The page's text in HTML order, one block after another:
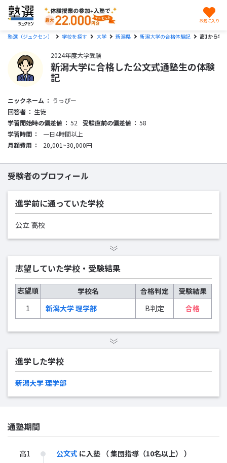
塾選（ジュクセン） 学校を探す 大学 新潟県 新潟大学の合格体験記 高1から学
2024年度大学受験
新潟大学に合格した公文式通塾生の体験
記
ニックネーム
うっぴー
回答者
生徒
学習開始時の偏差値
52 受験直前の偏差値
58
学習時間
一日4時間以上
月額費用
20,001~30,000円
受験者のプロフィール
進学前に通っていた学校
公立 高校
志望していた学校・受験結果
志望順 学校名 合格判定
受験結果
1
新潟大学 理学部 B判定 合格
進学した学校
新潟大学 理学部
通塾期間
高1 公文式 に入塾 （ 集団指導（10名以上） ）
お気に入り